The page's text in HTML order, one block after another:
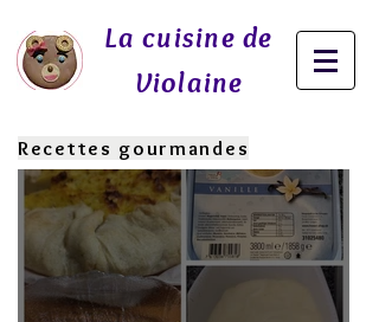
La cuisine de
Violaine
Recettes gourmandes